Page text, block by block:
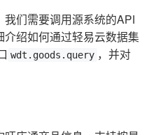
们需要调用源系统的API
绍如何通过轻易云数据集
wdt.goods.query ，并对